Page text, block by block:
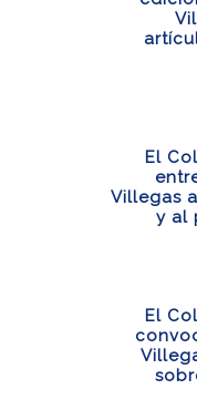
El
Villegas
y al
El